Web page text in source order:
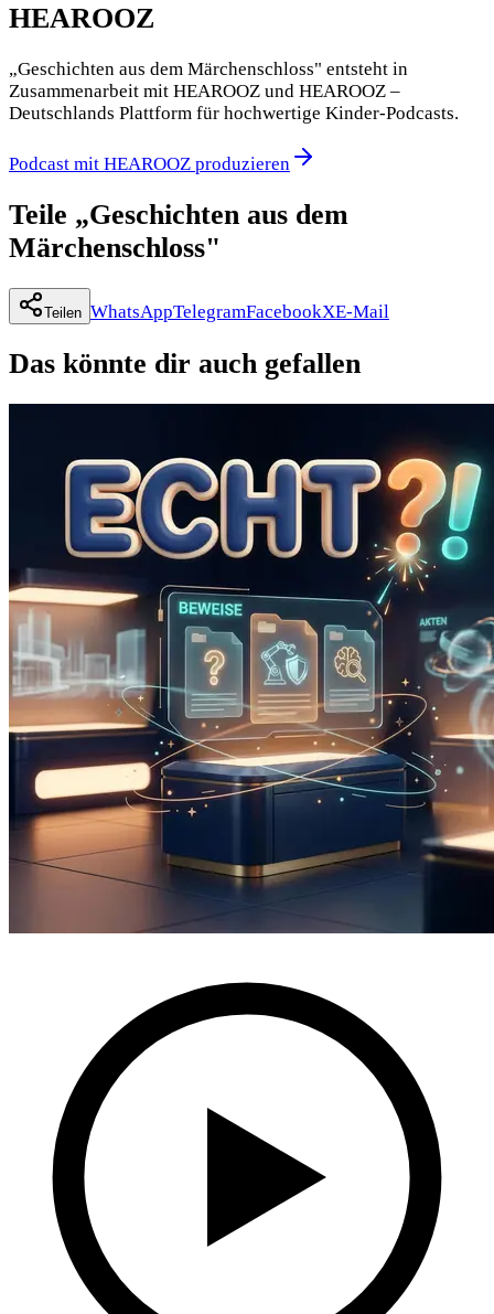
HEAROOZ
„Geschichten aus dem Märchenschloss" entsteht in
Zusammenarbeit mit HEAROOZ und HEAROOZ –
Deutschlands Plattform für hochwertige Kinder-Podcasts.
Podcast mit HEAROOZ produzieren
Teile „Geschichten aus dem
Märchenschloss"
Teilen WhatsAppTelegramFacebookXE-Mail
Das könnte dir auch gefallen